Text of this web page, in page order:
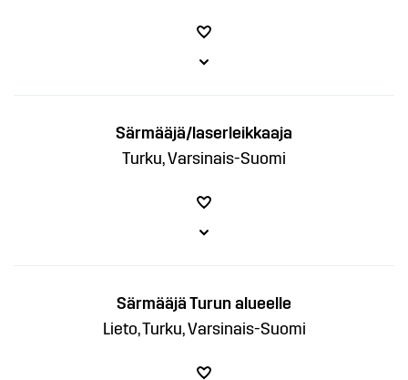
Särmääjä/laserleikkaaja
Turku, Varsinais-Suomi
Särmääjä Turun alueelle
Lieto, Turku, Varsinais-Suomi